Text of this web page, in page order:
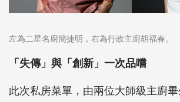
左為二星名廚簡捷明，右為行政主廚胡福春。
「失傳」與「創新」一次品嚐
此次私房菜單，由兩位大師級主廚畢